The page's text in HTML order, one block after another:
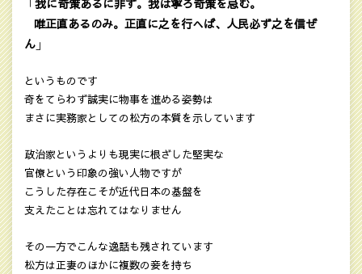
「 我に奇策あるに非ず。我は寧ろ奇策を忌む。
唯正直あるのみ。正直に之を行へば、人民必ず之を信ぜ
ん 」
というものです
奇をてらわず誠実に物事を進める姿勢は
まさに実務家としての松方の本質を示しています
政治家というよりも現実に根ざした堅実な
官僚という印象の強い人物ですが
こうした存在こそが近代日本の基盤を
支えたことは忘れてはなりません
その一方でこんな逸話も残されています
松方は正妻のほかに複数の妾を持ち